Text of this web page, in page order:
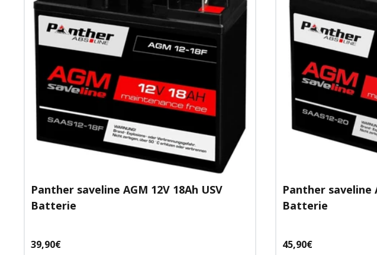
Panther saveline AGM 12V 18Ah USV
Batterie
Angebotspreis
39,90€
Panther saveline
Batterie
Angebotspreis
45,90€